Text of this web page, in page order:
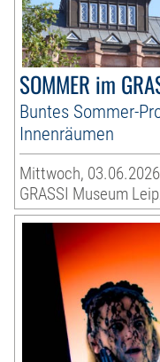
SOMMER im
Buntes Sommer-
Innenräumen
Mittwoch,
GRASSI Museum